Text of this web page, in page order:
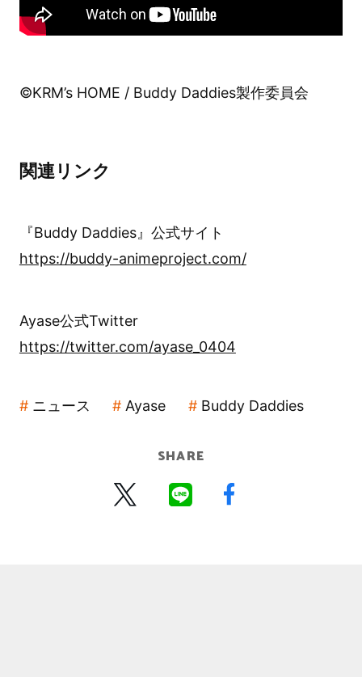
©KRM’s HOME / Buddy Daddies製作委員会
関連リンク
『Buddy Daddies』公式サイト
https://buddy-animeproject.com/
Ayase公式Twitter
https://twitter.com/ayase_0404
ニュース Ayase Buddy Daddies
SHARE